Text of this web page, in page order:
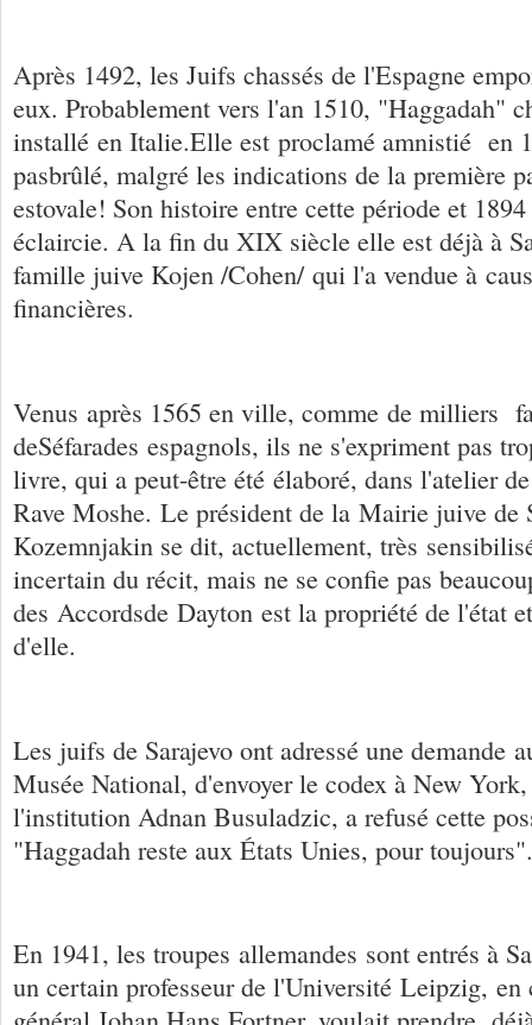
Après 1492, les Juifs chassés de l'Espagne
eux. Probablement vers l'an 1510, "Haggadah"
installé en Italie.Elle est proclamé amnistié en
pasbrûlé, malgré les indications de la première
estovale! Son histoire entre cette période et
éclaircie. A la fin du XIX siècle elle est déjà à
famille juive Kojen /Cohen/ qui l'a vendue à
financières.
Venus après 1565 en ville, comme de milliers
deSéfarades espagnols, ils ne s'expriment pas
livre, qui a peut-être été élaboré, dans l'atelier
Rave Moshe. Le président de la Mairie juive de
Kozemnjakin se dit, actuellement, très
incertain du récit, mais ne se confie pas
des Accordsde Dayton est la propriété de l'état
d'elle.
Les juifs de Sarajevo ont adressé une demande
Musée National, d'envoyer le codex à New
l'institution Adnan Busuladzic, a refusé cette
"Haggadah reste aux États Unies, pour toujours".
En 1941, les troupes allemandes sont entrés à
un certain professeur de l'Université Leipzig, en